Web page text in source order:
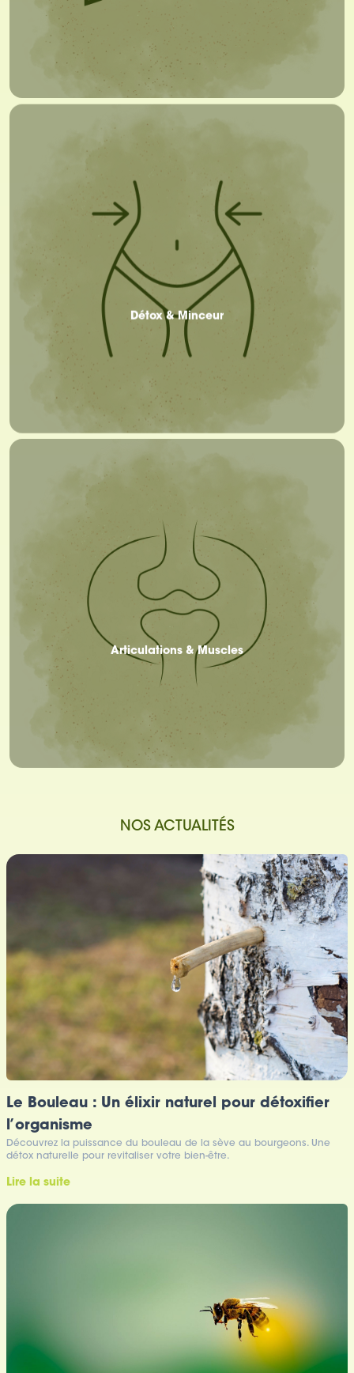
Détox & Minceur
Articulations & Muscles
NOS ACTUALITÉS
Le Bouleau : Un élixir naturel pour détoxifier
l’organisme
Découvrez la puissance du bouleau de la sève au bourgeons. Une
détox naturelle pour revitaliser votre bien-être.
Lire la suite